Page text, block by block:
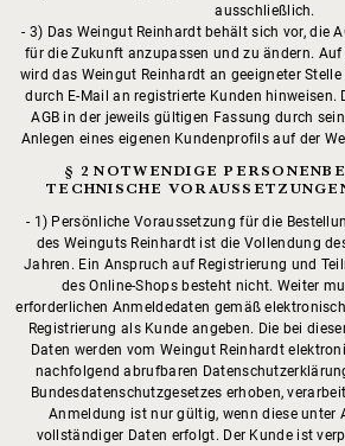
ausschließlich.
3) Das Weingut Reinhardt behält sich vor, die
für die Zukunft anzupassen und zu ändern. Auf
wird das Weingut Reinhardt an geeigneter
durch E-Mail an registrierte Kunden hinweisen.
AGB in der jeweils gültigen Fassung durch
Anlegen eines eigenen Kundenprofils auf der
§ 2 NOTWENDIGE
TECHNISCHE
1) Persönliche Voraussetzung für die
des Weinguts Reinhardt ist die Vollendung
Jahren. Ein Anspruch auf Registrierung und
des Online-Shops besteht nicht. Weiter
erforderlichen Anmeldedaten gemäß
Registrierung als Kunde angeben. Die bei
Daten werden vom Weingut Reinhardt
nachfolgend abrufbaren
Bundesdatenschutzgesetzes erhoben,
Anmeldung ist nur gültig, wenn diese unter
vollständiger Daten erfolgt. Der Kunde ist